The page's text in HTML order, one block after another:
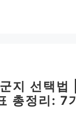
지 선택
총정리: 7